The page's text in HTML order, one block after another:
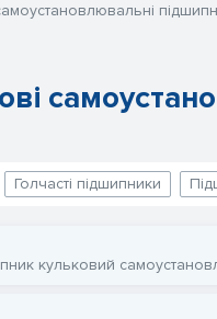
Голчасті підшипники
кульковий